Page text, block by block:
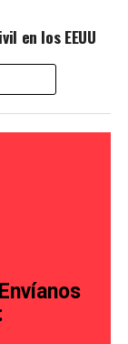
en los EEUU